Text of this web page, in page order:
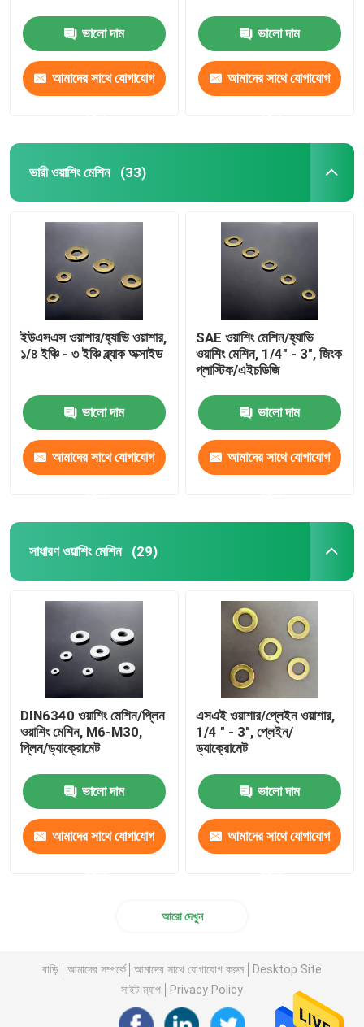
ভালো দাম
আমাদের সাথে যোগাযোগ
ভালো দাম
আমাদের সাথে যোগাযোগ
ভারী ওয়াশিং মেশিন (33)
ইউএসএস ওয়াশার/হ্যাভি ওয়াশার,
১/৪ ইঞ্চি - ৩ ইঞ্চি ব্ল্যাক অক্সাইড
ভালো দাম
আমাদের সাথে যোগাযোগ
SAE ওয়াশিং মেশিন/হ্যাভি
ওয়াশিং মেশিন, 1/4" - 3", জিংক
প্লাস্টিক/এইচডিজি
ভালো দাম
আমাদের সাথে যোগাযোগ
সাধারণ ওয়াশিং মেশিন (29)
DIN6340 ওয়াশিং মেশিন/প্লিন
ওয়াশিং মেশিন, M6-M30,
প্লিন/ড্যাক্রোমেট
ভালো দাম
আমাদের সাথে যোগাযোগ
এসএই ওয়াশার/প্লেইন ওয়াশার,
1/4 " - 3", প্লেইন/
ড্যাক্রোমেট
ভালো দাম
আমাদের সাথে যোগাযোগ
আরো দেখুন
বাড়ি আমাদের সম্পর্কে আমাদের সাথে যোগাযোগ করুন
Desktop Site
সাইট ম্যাপ
Privacy Policy